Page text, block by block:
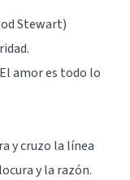
Stewart)
amor es todo lo
y cruzo la línea
y la razón.